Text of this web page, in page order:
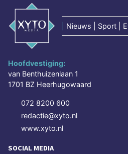
Nieuws | Sport |
Hoofdvestiging:
van Benthuizenlaan 1
1701 BZ Heerhugowaard
072 8200 600
redactie@xyto.nl
www.xyto.nl
SOCIAL MEDIA